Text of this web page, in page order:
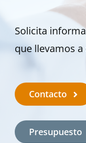
Solicita
que llevamos
Contacto
Presupuesto